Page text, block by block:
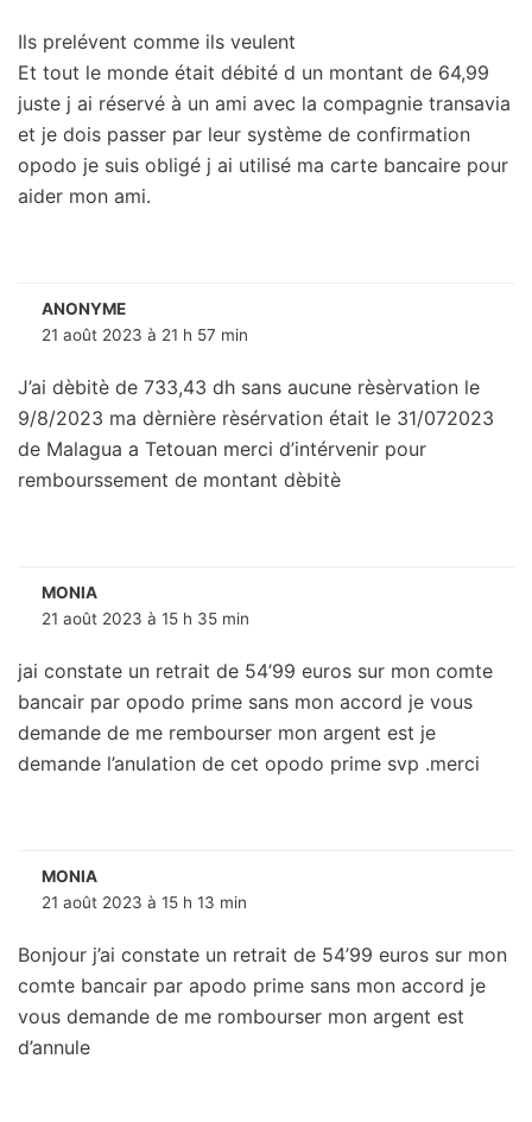
Ils prelévent comme ils veulent
Et tout le monde était débité d un montant de 64,99
juste j ai réservé à un ami avec la compagnie transavia
et je dois passer par leur système de confirmation
opodo je suis obligé j ai utilisé ma carte bancaire pour
aider mon ami.
ANONYME
21 août 2023 à 21 h 57 min
J’ai dèbitè de 733,43 dh sans aucune rèsèrvation le
9/8/2023 ma dèrnière rèsérvation était le 31/072023
de Malagua a Tetouan merci d’intérvenir pour
rembourssement de montant dèbitè
MONIA
21 août 2023 à 15 h 35 min
jai constate un retrait de 54’99 euros sur mon comte
bancair par opodo prime sans mon accord je vous
demande de me rembourser mon argent est je
demande l’anulation de cet opodo prime svp .merci
MONIA
21 août 2023 à 15 h 13 min
Bonjour j’ai constate un retrait de 54’99 euros sur mon
comte bancair par apodo prime sans mon accord je
vous demande de me rombourser mon argent est
d’annule